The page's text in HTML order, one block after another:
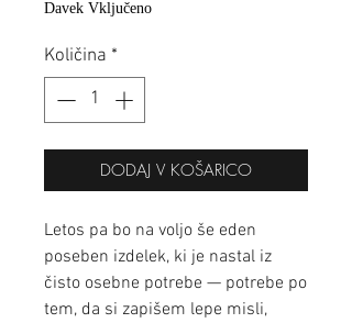
Davek Vključeno
Količina *
DODAJ V KOŠARICO
Letos pa bo na voljo še eden
poseben izdelek, ki je nastal iz
čisto osebne potrebe — potrebe po
tem, da si zapišem lepe misli,